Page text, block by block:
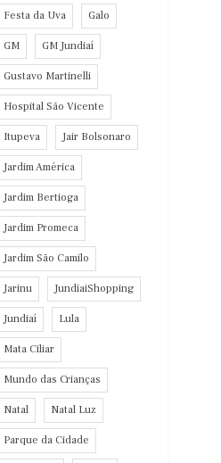
Festa da Uva Galo
GM GM Jundiaí
Gustavo Martinelli
Hospital São Vicente
Itupeva Jair Bolsonaro
Jardim América
Jardim Bertioga
Jardim Promeca
Jardim São Camilo
Jarinu JundiaiShopping
Jundiaí Lula
Mata Ciliar
Mundo das Crianças
Natal Natal Luz
Parque da Cidade